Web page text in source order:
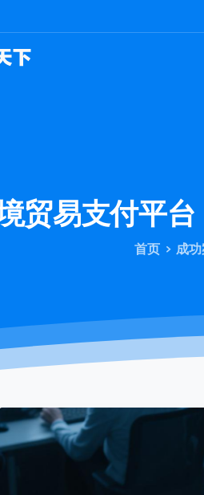
贸易支付平
首页 成